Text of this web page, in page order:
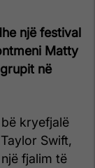
një festival
Matty
në
kryefjalë
Swift,
fjalim të